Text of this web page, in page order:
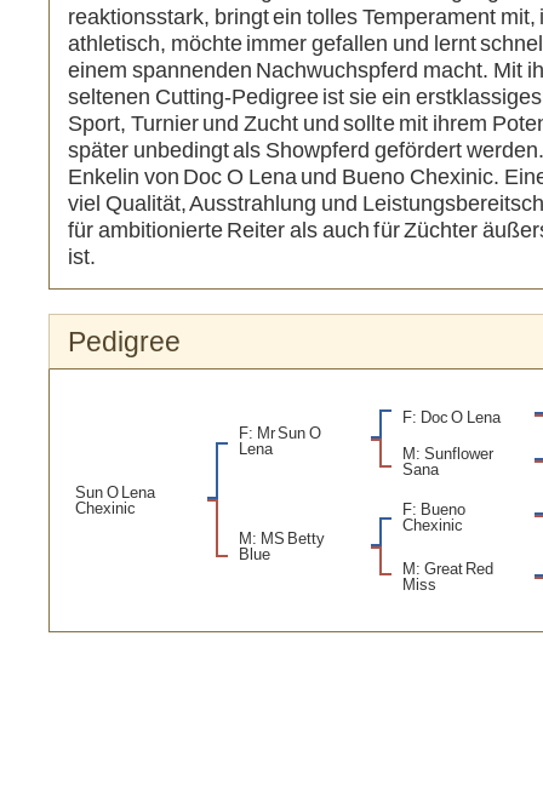
reaktionsstark, bringt ein tolles Temperament mit,
athletisch, möchte immer gefallen und lernt
einem spannenden Nachwuchspferd macht. Mit
seltenen Cutting-Pedigree ist sie ein
Sport, Turnier und Zucht und sollte mit ihrem
später unbedingt als Showpferd gefördert
Enkelin von Doc O Lena und Bueno Chexinic.
viel Qualität, Ausstrahlung und
für ambitionierte Reiter als auch für Züchter
ist.
Pedigree
Sun O Lena
Chexinic
F: Mr Sun O
Lena
F: Doc O Lena
M: Sunflower
Sana
M: MS Betty
Blue
F: Bueno
Chexinic
M: Great Red
Miss